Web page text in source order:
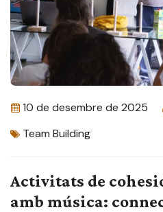
10 de desembre de 2025
Team Building
Activitats de
amb música: